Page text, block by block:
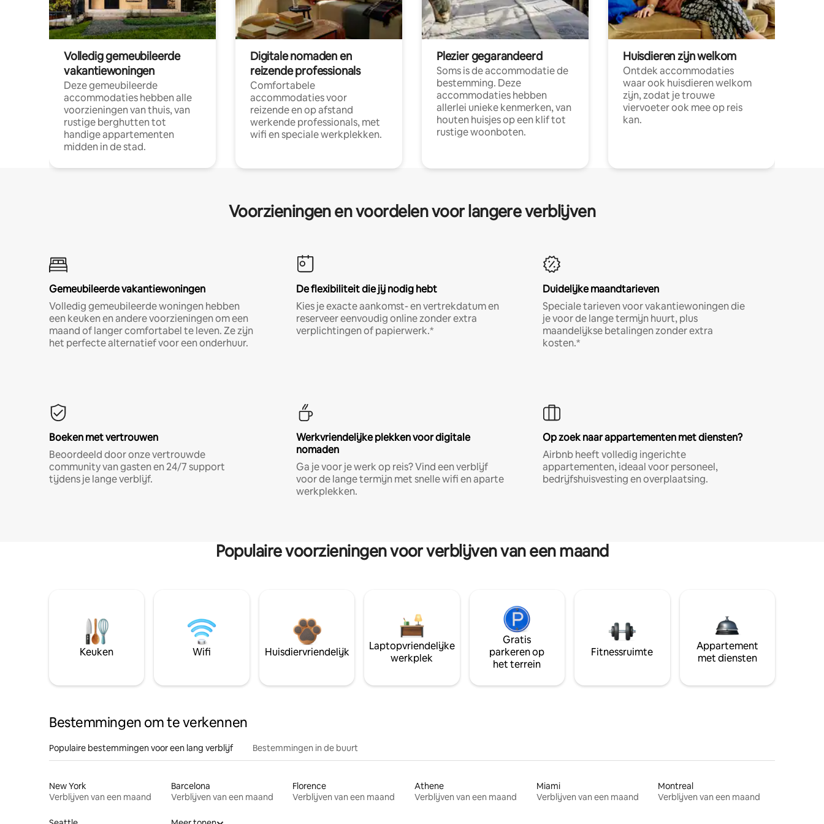
Volledig gemeubileerde
vakantiewoningen
Deze gemeubileerde
accommodaties hebben alle
voorzieningen van thuis, van
rustige berghutten tot
handige appartementen
midden in de stad.
Digitale nomaden en
reizende professionals
Comfortabele
accommodaties voor
reizende en op afstand
werkende professionals, met
wifi en speciale werkplekken.
Plezier gegarandeerd
Soms is de accommodatie de
bestemming. Deze
accommodaties hebben
allerlei unieke kenmerken, van
houten huisjes op een klif tot
rustige woonboten.
Huisdieren zijn welkom
Ontdek accommodaties
waar ook huisdieren welkom
zijn, zodat je trouwe
viervoeter ook mee op reis
kan.
Voorzieningen en voordelen voor langere verblijven
Gemeubileerde vakantiewoningen
Volledig gemeubileerde woningen hebben
een keuken en andere voorzieningen om een
maand of langer comfortabel te leven. Ze zijn
het perfecte alternatief voor een onderhuur.
De flexibiliteit die jij nodig hebt
Kies je exacte aankomst- en vertrekdatum en
reserveer eenvoudig online zonder extra
verplichtingen of papierwerk.*
Duidelijke maandtarieven
Speciale tarieven voor vakantiewoningen die
je voor de lange termijn huurt, plus
maandelijkse betalingen zonder extra
kosten.*
Boeken met vertrouwen
Beoordeeld door onze vertrouwde
community van gasten en 24/7 support
tijdens je lange verblijf.
Werkvriendelijke plekken voor digitale
nomaden
Ga je voor je werk op reis? Vind een verblijf
voor de lange termijn met snelle wifi en aparte
werkplekken.
Op zoek naar appartementen met diensten?
Airbnb heeft volledig ingerichte
appartementen, ideaal voor personeel,
bedrijfshuisvesting en overplaatsing.
Populaire voorzieningen voor verblijven van een maand
Keuken Wifi Huisdiervriendelijk
Laptopvriendelijke
werkplek
Gratis
parkeren op
het terrein
Fitnessruimte
Appartement
met diensten
Bestemmingen om te verkennen
Populaire bestemmingen voor een lang verblijf Bestemmingen in de buurt
New York
Verblijven van een maand
Barcelona
Verblijven van een maand
Florence
Verblijven van een maand
Athene
Verblijven van een maand
Miami
Verblijven van een maand
Montreal
Verblijven van een maand